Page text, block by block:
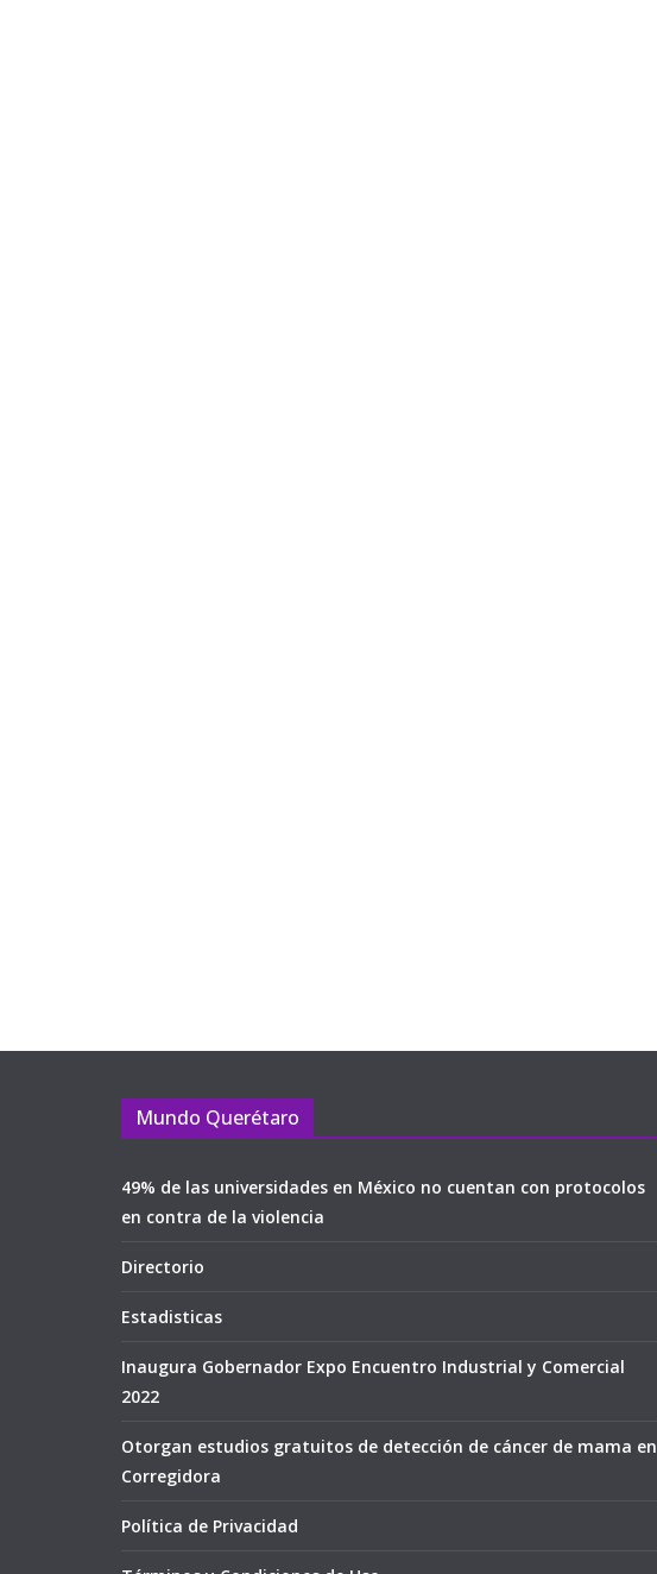
Mundo Querétaro
49% de las universidades en México no cuentan con protocolos
en contra de la violencia
Directorio
Estadisticas
Inaugura Gobernador Expo Encuentro Industrial y Comercial
2022
Otorgan estudios gratuitos de detección de cáncer de mama en
Corregidora
Política de Privacidad